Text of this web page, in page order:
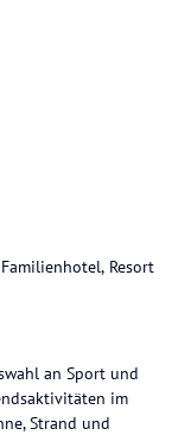
Resort
an Sport und
im
Strand und